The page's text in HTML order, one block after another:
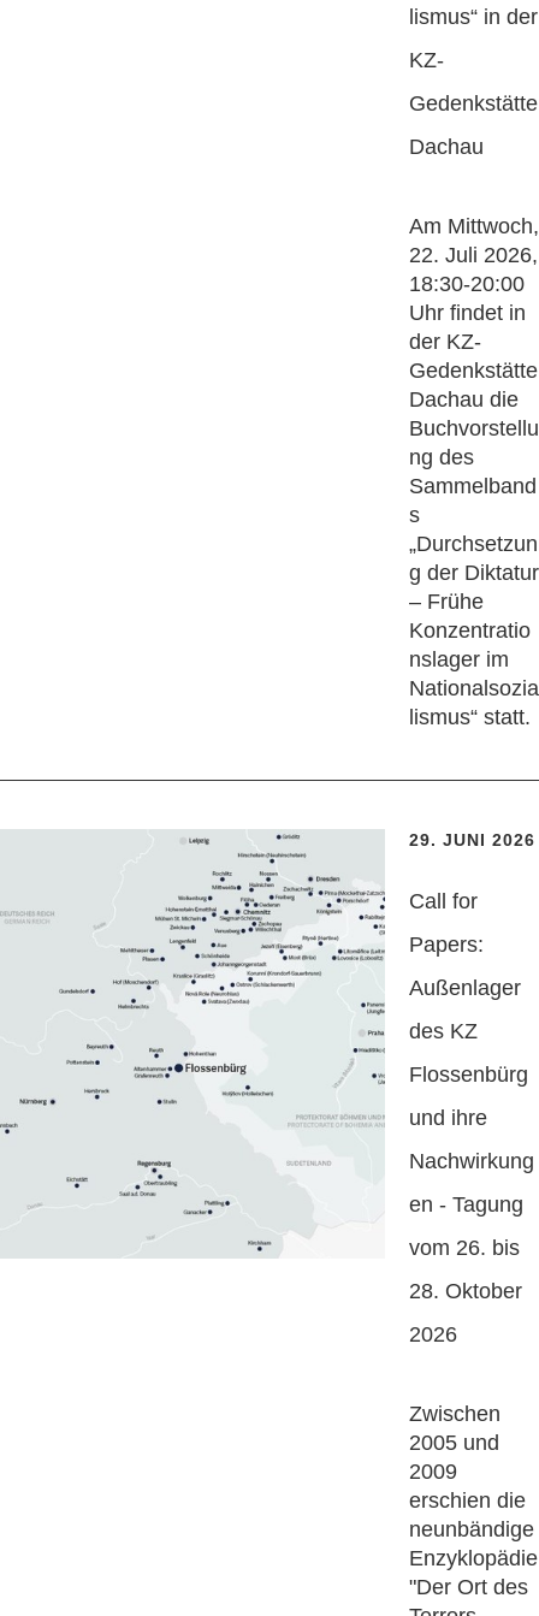
lismus“ in der
KZ-
Gedenkstätte
Dachau
Am Mittwoch,
22. Juli 2026,
18:30-20:00
Uhr findet in
der KZ-
Gedenkstätte
Dachau die
Buchvorstellu
ng des
Sammelband
s
„Durchsetzun
g der Diktatur
– Frühe
Konzentratio
nslager im
Nationalsozia
lismus“ statt.
29. JUNI 2026
Call for
Papers:
Außenlager
des KZ
Flossenbürg
und ihre
Nachwirkung
en - Tagung
vom 26. bis
28. Oktober
2026
Zwischen
2005 und
2009
erschien die
neunbändige
Enzyklopädie
"Der Ort des